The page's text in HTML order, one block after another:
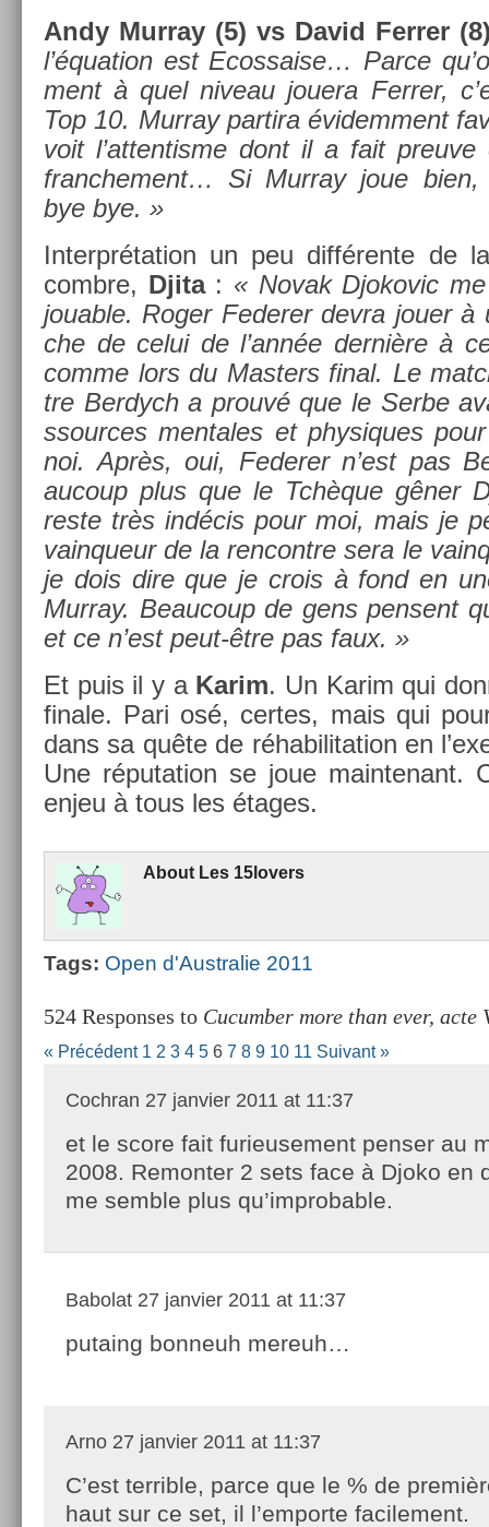
Andy Mur­ray (5) vs David Ferr­er
l’équa­tion est Ecos­sa­ise… Parce
ment à quel niveau jouera Ferr­er,
Top 10. Mur­ray par­tira évidem­ment
voit l’at­tentis­me dont il a fait pre­uve
franche­ment… Si Mur­ray joue
bye bye. »
In­terpréta­tion un peu différente de
combre, Djita: « Novak Djokovic
jou­able. Roger Feder­er devra jouer
che de celui de l’année dernière à
comme lors du Mast­ers final. Le
tre Be­rdych a prouvé que le Serbe
ssour­ces men­tales et physiques
noi. Après, oui, Feder­er n’est pas
aucoup plus que le Tchèque gêner
reste très indécis pour moi, mais je
vain­queur de la re­ncontre sera le
je dois dire que je crois à fond en
Mur­ray. Be­aucoup de gens pen­sent
et ce n’est peut-être pas faux. »
Et puis il y a Karim. Un Karim qui
fin­ale. Pari osé, cer­tes, mais qui
dans sa quête de réhabilita­tion en
Une réputa­tion se joue main­tenant.
enjeu à tous les étages.
About Les 15lovers
Tags: Open d'Australie 2011
524 Responses to Cucumber more than ever, acte
« Précédent 1 2 3 4 5 6 7 8 9 10 11 Suivant »
Cochran 27 janvier 2011 at 11:37
et le score fait furieusement penser au
2008. Remonter 2 sets face à Djoko en
me semble plus qu’improbable.
Babolat 27 janvier 2011 at 11:37
putaing bonneuh mereuh…
Arno 27 janvier 2011 at 11:37
C’est terrible, parce que le % de
haut sur ce set, il l’emporte facilement.